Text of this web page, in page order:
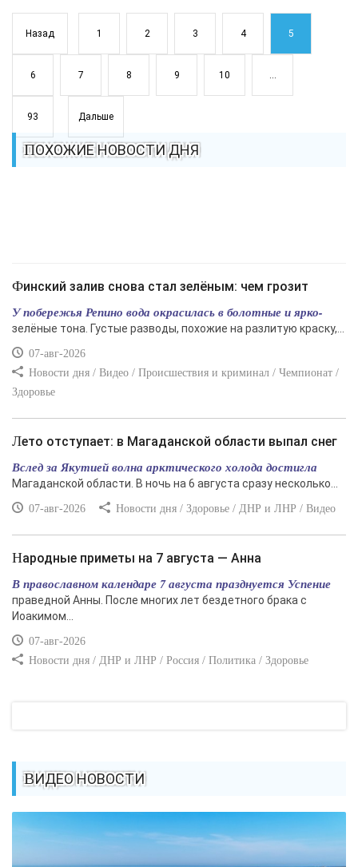
Назад 1 2 3 4 5
6 7 8 9 10 ...
93 Дальше
ПОХОЖИЕ НОВОСТИ ДНЯ
Финский залив снова стал зелёным: чем грозит
У побережья Репино вода окрасилась в болотные и ярко-
зелёные тона. Густые разводы, похожие на разлитую краску,...
07-авг-2026
Новости дня / Видео / Происшествия и криминал / Чемпионат /
Здоровье
Лето отступает: в Магаданской области выпал снег
Вслед за Якутией волна арктического холода достигла
Магаданской области. В ночь на 6 августа сразу несколько...
07-авг-2026 Новости дня / Здоровье / ДНР и ЛНР / Видео
Народные приметы на 7 августа — Анна
В православном календаре 7 августа празднуется Успение
праведной Анны. После многих лет бездетного брака с
Иоакимом...
07-авг-2026
Новости дня / ДНР и ЛНР / Россия / Политика / Здоровье
ВИДЕО НОВОСТИ